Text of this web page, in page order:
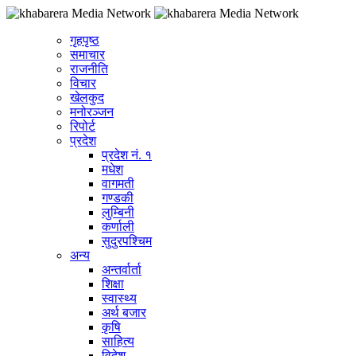
गृहपृष्ठ
समाचार
राजनीति
विचार
खेलकुद
मनोरञ्जन
रिपोर्ट
प्रदेश
प्रदेश नं. १
मधेश
वागमती
गण्डकी
लुम्बिनी
कर्णाली
सुदुरपश्चिम
अन्य
अन्तर्वार्ता
शिक्षा
स्वास्थ्य
अर्थ बजार
कृषि
साहित्य